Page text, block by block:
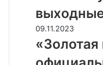
о
й
о
а
л
д
о
д
т
л
т
а
т
«
З
09.11.2023